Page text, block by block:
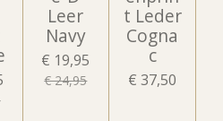
Leer
Navy
€ 19,95
€ 24,95
t Leder
Cogna
c
€ 37,50